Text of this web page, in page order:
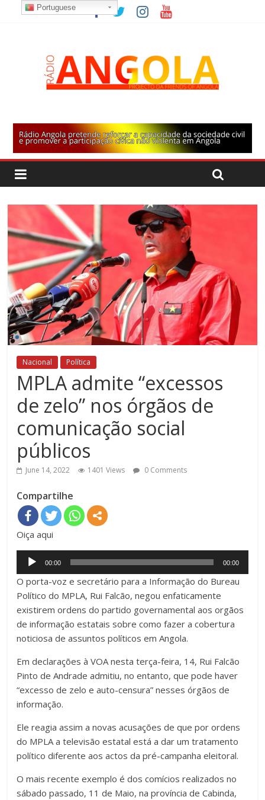
Nacional Política
MPLA admite “excessos
de zelo” nos órgãos de
comunicação social
públicos
June 14, 2022 1401 Views 0 Comments
Compartilhe
Oiça aqui
Audio
Player
00:00 00:00
O porta-voz e secretário para a Informação do Bureau
Político do MPLA, Rui Falcão, negou enfaticamente
existirem ordens do partido governamental aos orgãos
de informação estatais sobre como fazer a cobertura
noticiosa de assuntos políticos em Angola.
Em declarações à VOA nesta terça-feira, 14, Rui Falcão
Pinto de Andrade admitiu, no entanto, que pode haver
“excesso de zelo e auto-censura” nesses órgãos de
informação.
Ele reagia assim a novas acusações de que por ordens
do MPLA a televisão estatal está a dar um tratamento
político diferente aos actos da pré-campanha eleitoral.
O mais recente exemplo é dos comícios realizados no
sábado passado, 11 de Maio, na província de Cabinda,
Portuguese